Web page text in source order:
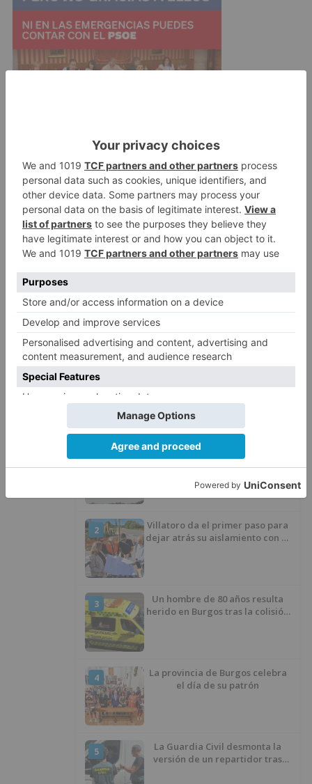
El trabajo conjunto desarrollado por el equipo de
profesionales tanto de Antolin como de la
Universidad de Burgos y su Fundación ha
permitido el lanzamiento de esta primera edición
en los plazos y con la calidad requerida,
haciendo de este máster una formación puntera
en la región.
UBU antolin lanzan primera edición
máster
electrónica
automóvil
LO + VISTO
1
Fallece un ciclista en Burgos tras
2
Villatoro da el primer paso para
dejar atrás su aislamiento con el
3
Un hombre de 80 años resulta
herido en Burgos tras la colisión
4
La provincia de Burgos celebra
el día de su patrón
5
La Guardia Civil desmonta la
versión de un repartidor tras